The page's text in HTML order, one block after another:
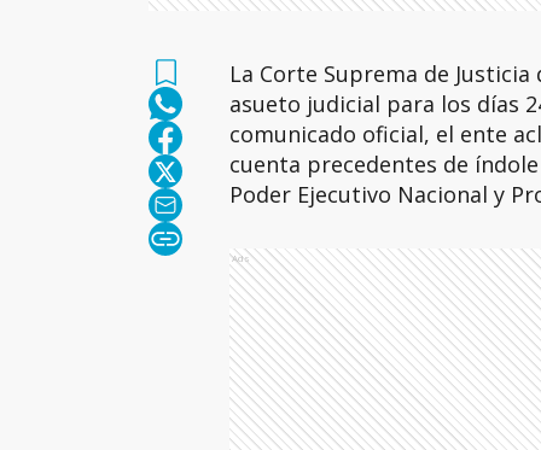
La Corte Suprema de
asueto judicial para los días
comunicado oficial, el ente
cuenta precedentes de
Poder Ejecutivo Nacional y
Ads